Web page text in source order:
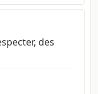
des